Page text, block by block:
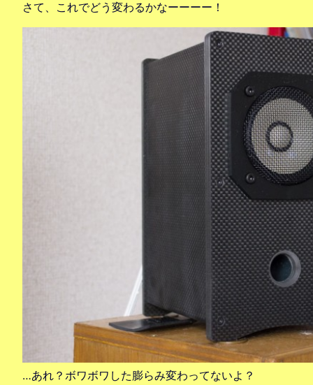
さて、これでどう変わるかなーーーー！
…あれ？ボワボワした膨らみ変わってないよ？